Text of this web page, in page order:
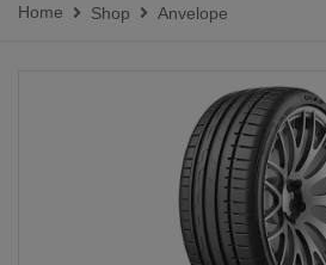
Home Shop Anvelope